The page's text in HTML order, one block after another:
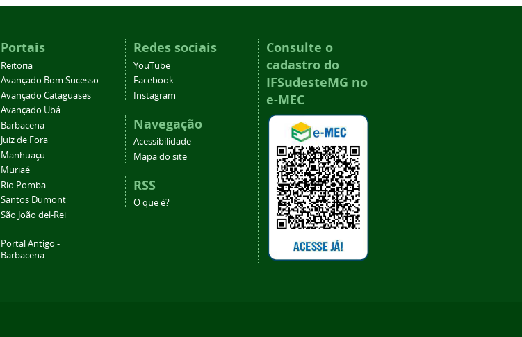
Portais
Reitoria
Avançado Bom Sucesso
Avançado Cataguases
Avançado Ubá
Barbacena
Juiz de Fora
Manhuaçu
Muriaé
Rio Pomba
Santos Dumont
São João del-Rei
Portal Antigo -
Barbacena
Redes sociais
YouTube
Facebook
Instagram
Navegação
Acessibilidade
Mapa do site
RSS
O que é?
Consulte o
cadastro do
IFSudesteMG no
e-MEC